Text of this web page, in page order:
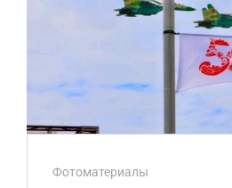
(ДРАКОНОВЫ
Г.)
Ссылки
Фотоматериалы